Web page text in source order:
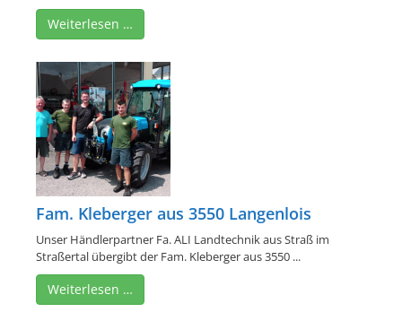
Weiterlesen …
Fam. Kleberger aus 3550 Langenlois
Unser Händlerpartner Fa. ALI Landtechnik aus Straß im
Straßertal übergibt der Fam. Kleberger aus 3550 ...
Weiterlesen …